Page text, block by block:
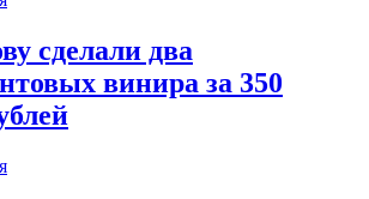
сделали два
винира за 350